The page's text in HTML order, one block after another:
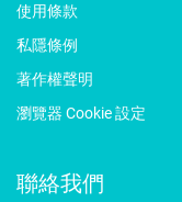
使用條款
私隱條例
著作權聲明
瀏覽器 Cookie 設定
聯絡我們